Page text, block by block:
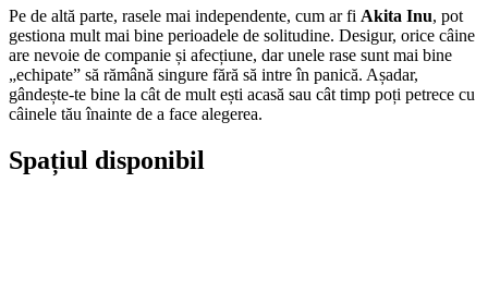
Pe de altă parte, rasele mai independente, cum ar fi Akita Inu, pot
gestiona mult mai bine perioadele de solitudine. Desigur, orice câine
are nevoie de companie și afecțiune, dar unele rase sunt mai bine
„echipate” să rămână singure fără să intre în panică. Așadar,
gândește-te bine la cât de mult ești acasă sau cât timp poți petrece cu
câinele tău înainte de a face alegerea.
Spațiul disponibil